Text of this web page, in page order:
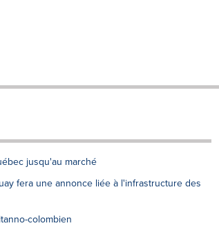
jusqu'au marché
fera une annonce liée à l'infrastructure des
colombien